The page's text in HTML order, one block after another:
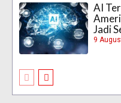
AI
Jadi
9